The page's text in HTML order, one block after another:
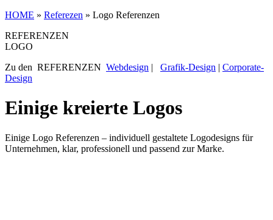
HOME » Referezen » Logo Referenzen
REFERENZEN
LOGO
Zu den REFERENZEN Webdesign | Grafik-Design | Corporate-
Design
Einige kreierte Logos
Einige Logo Referenzen – individuell gestaltete Logodesigns für
Unternehmen, klar, professionell und passend zur Marke.